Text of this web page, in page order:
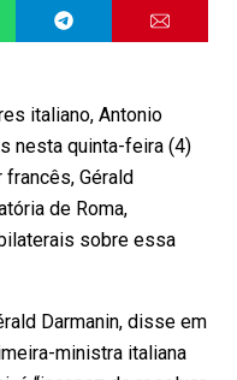
italiano, Antonio
nesta quinta-feira (4)
Gérald
de Roma,
sobre essa
Darmanin, disse em
ministra italiana